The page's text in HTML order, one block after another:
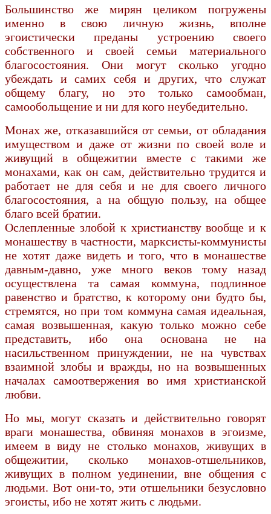
Большинство же мирян целиком погружены
именно в свою личную жизнь, вполне
эгоистически преданы устроению своего
собственного и своей семьи материального
благосостояния. Они могут сколько угодно
убеждать и самих себя и других, что служат
общему благу, но это только самообман,
самообольщение и ни для кого неубедительно.
Монах же, отказавшийся от семьи, от обладания
имуществом и даже от жизни по своей воле и
живущий в общежитии вместе с такими же
монахами, как он сам, действительно трудится и
работает не для себя и не для своего личного
благосостояния, а на общую пользу, на общее
благо всей братии.
Ослепленные злобой к христианству вообще и к
монашеству в частности, марксисты-коммунисты
не хотят даже видеть и того, что в монашестве
давным-давно, уже много веков тому назад
осуществлена та самая коммуна, подлинное
равенство и братство, к которому они будто бы,
стремятся, но при том коммуна самая идеальная,
самая возвышенная, какую только можно себе
представить, ибо она основана не на
насильственном принуждении, не на чувствах
взаимной злобы и вражды, но на возвышенных
началах самоотвержения во имя христианской
любви.
Но мы, могут сказать и действительно говорят
враги монашества, обвиняя монахов в эгоизме,
имеем в виду не столько монахов, живущих в
общежитии, сколько монахов-отшельников,
живущих в полном уединении, вне общения с
людьми. Вот они-то, эти отшельники безусловно
эгоисты, ибо не хотят жить с людьми.